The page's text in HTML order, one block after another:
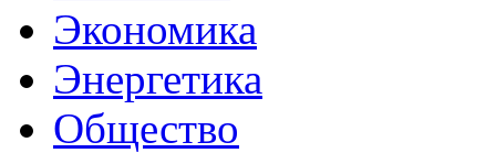
Экономика
Энергетика
Общество